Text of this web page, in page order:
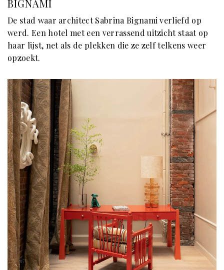
BIGNAMI
De stad waar architect Sabrina Bignami verliefd op
werd. Een hotel met een verrassend uitzicht staat op
haar lijst, net als de plekken die ze zelf telkens weer
opzoekt.